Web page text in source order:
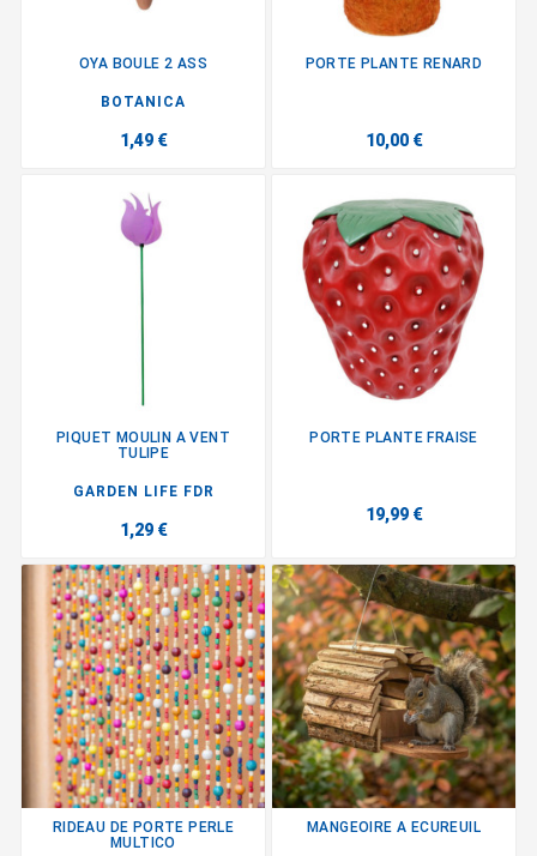
OYA BOULE 2 ASS
BOTANICA
1,49 €
PORTE PLANTE RENARD
10,00 €
PIQUET MOULIN A VENT
TULIPE
GARDEN LIFE FDR
1,29 €
PORTE PLANTE FRAISE
19,99 €
RIDEAU DE PORTE PERLE
MULTICO
MANGEOIRE A ECUREUIL